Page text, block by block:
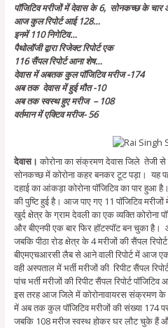
पॉजिटिव मरीजों में देवास के 6, सोनकच्छ के
आज कुल रिपोर्ट आई 128…
इनमें 110 निगेटिव…
पैथोलॉजी द्वारा रिजेक्ट रिपोर्ट एक
116 सैंपल रिपोर्ट आना शेष…
देवास में अबतक कुल पॉजिटिव मरीज -174
अब तक देवास में हुई मौत -10
अब तक स्वस्थ हुए मरीज – 108
वर्तमान में एक्टिव मरीज- 56
देवास। कोरोना का संक्रमण देवास जिले तेजी
सोनकच्छ में कोरोना कहर बनकर टूट पड़ा। यह
दहाई का आंकड़ा कोरोना पॉजिटिव का पार
की पुष्टि हुई है। आज पाए गए 11 पॉजिटिव
खुर्द क्षेत्र के ग्राम देवली का एक व्यक्ति कोरोना
और बीएनपी एक बार फिर हॉटस्पॉट बन चुका है।
जबकि पीठा रोड क्षेत्र के 4 मरीजों की सैंपल
बीएमएचआरसी लैब से आने वाली रिपोर्ट में आज एक
वही अस्पताल में भर्ती मरीजों की रिपीट सैंपल
पांच भर्ती मरीजों की रिपीट सैंपल रिपोर्ट पॉजिटिव
इस तरह आज जिले में कोरोनावायरस संक्रमण के
में अब तक कुल पॉजिटिव मरीजों की संख्या 174
जबकि 108 मरीज स्वस्थ होकर घर लौट चुके हैं